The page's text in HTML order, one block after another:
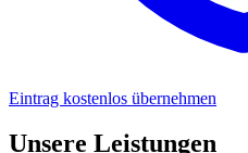
Eintrag kostenlos übernehmen
Unsere Leistungen